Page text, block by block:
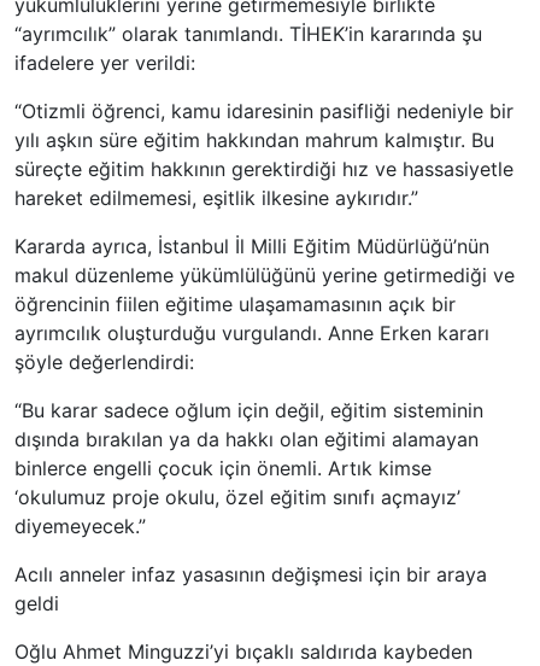
yükümlülüklerini yerine getirmemesiyle birlikte
“ayrımcılık” olarak tanımlandı. TİHEK’in kararında şu
ifadelere yer verildi:
“Otizmli öğrenci, kamu idaresinin pasifliği nedeniyle bir
yılı aşkın süre eğitim hakkından mahrum kalmıştır. Bu
süreçte eğitim hakkının gerektirdiği hız ve hassasiyetle
hareket edilmemesi, eşitlik ilkesine aykırıdır.”
Kararda ayrıca, İstanbul İl Milli Eğitim Müdürlüğü’nün
makul düzenleme yükümlülüğünü yerine getirmediği ve
öğrencinin fiilen eğitime ulaşamamasının açık bir
ayrımcılık oluşturduğu vurgulandı. Anne Erken kararı
şöyle değerlendirdi:
“Bu karar sadece oğlum için değil, eğitim sisteminin
dışında bırakılan ya da hakkı olan eğitimi alamayan
binlerce engelli çocuk için önemli. Artık kimse
‘okulumuz proje okulu, özel eğitim sınıfı açmayız’
diyemeyecek.”
Acılı anneler infaz yasasının değişmesi için bir araya
geldi
Oğlu Ahmet Minguzzi’yi bıçaklı saldırıda kaybeden